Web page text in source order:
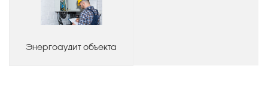
Энергоаудит объекта